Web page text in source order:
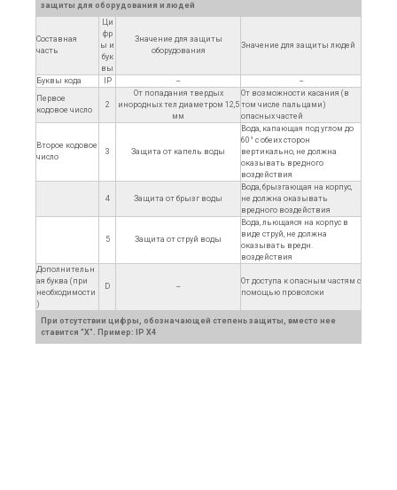
защиты для оборудования и людей
Составная
часть
Ци
фр
ы и
бук
вы
Значение для защиты
оборудования
Значение для защиты людей
Буквы кода IP --
--
Первое
кодовое число
2
От попадания твердых
инородных тел диаметром 12,5
мм
От возможности касания (в
том числе пальцами)
опасных частей
Второе кодовое
число
3 Защита от капель воды
Вода, капающая под углом до
60° с обеих сторон
вертикально, не должна
оказывать вредного
воздействия
4 Защита от брызг воды
Вода, брызгающая на корпус,
не должна оказывать
вредного воздействия
5 Защита от струй воды
Вода, льющаяся на корпус в
виде струй, не должна
оказывать вредн.
воздействия
Дополнительн
ая буква (при
необходимости
)
D --
От доступа к опасным частям с
помощью проволоки
При отсутствии цифры, обозначающей степень защиты, вместо нее
ставится "X". Пример: IP X4